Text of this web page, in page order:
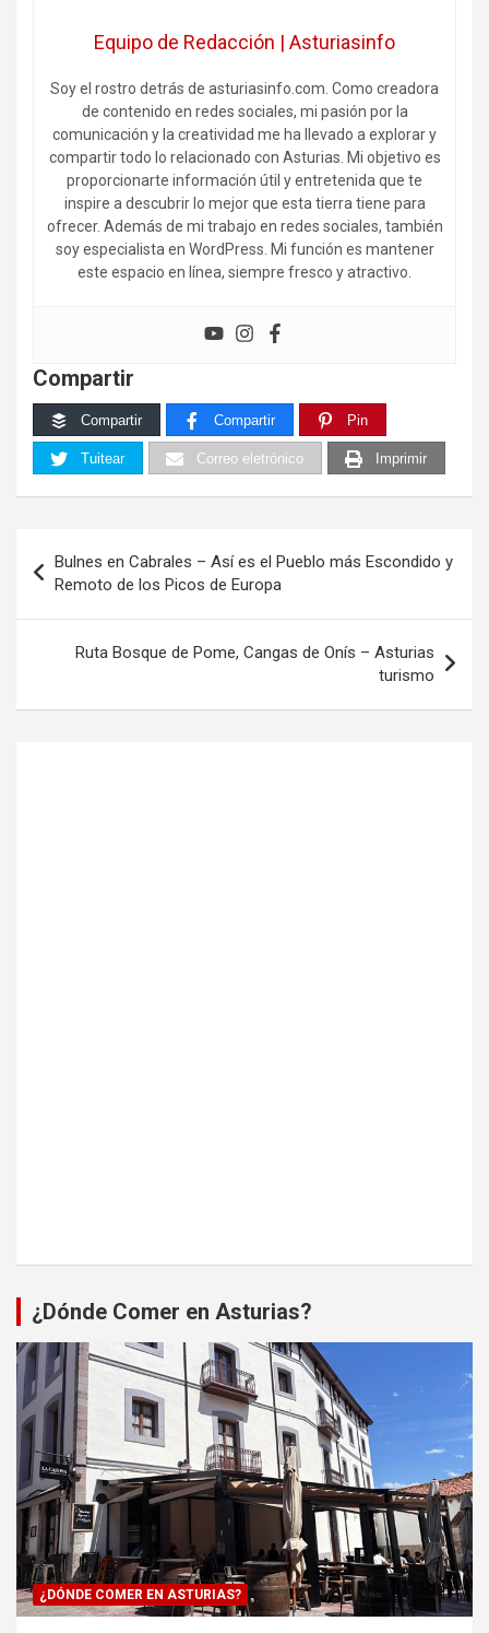
Equipo de Redacción | Asturiasinfo
Soy el rostro detrás de asturiasinfo.com. Como creadora
de contenido en redes sociales, mi pasión por la
comunicación y la creatividad me ha llevado a explorar y
compartir todo lo relacionado con Asturias. Mi objetivo es
proporcionarte información útil y entretenida que te
inspire a descubrir lo mejor que esta tierra tiene para
ofrecer. Además de mi trabajo en redes sociales, también
soy especialista en WordPress. Mi función es mantener
este espacio en línea, siempre fresco y atractivo.
Compartir
Compartir Compartir Pin
Tuitear Correo eletrónico Imprimir
de
entradas
Bulnes en Cabrales – Así es el Pueblo más Escondido y
Remoto de los Picos de Europa
Ruta Bosque de Pome, Cangas de Onís – Asturias
turismo
¿Dónde Comer en Asturias?
¿DÓNDE COMER EN ASTURIAS?